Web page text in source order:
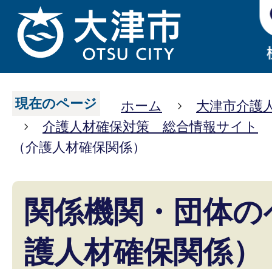
現在のページ ホーム
大津市介護
介護人材確保対策 総合情報サイト
（介護人材確保関係）
関係機関・団体
護人材確保関係）